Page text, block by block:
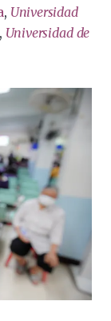
, Universidad
Universidad de